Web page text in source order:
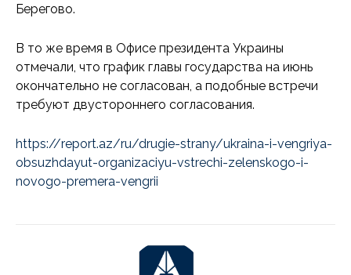
Берегово.
В то же время в Офисе президента Украины
отмечали, что график главы государства на июнь
окончательно не согласован, а подобные встречи
требуют двустороннего согласования.
https://report.az/ru/drugie-strany/ukraina-i-vengriya-
obsuzhdayut-organizaciyu-vstrechi-zelenskogo-i-
novogo-premera-vengrii